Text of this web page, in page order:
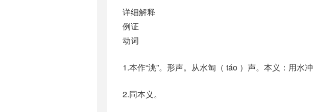
详细解释
例证
动词
1.本作“洮”。形声。从水匋（ táo ）声。本义：用水
2.同本义。